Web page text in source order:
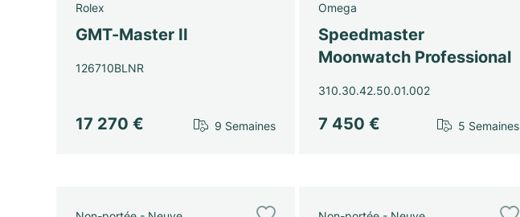
Rolex
GMT-Master II
126710BLNR
17 270 € 9 Semaines
Omega
Speedmaster
Moonwatch Professional
310.30.42.50.01.002
7 450 € 5 Semaines